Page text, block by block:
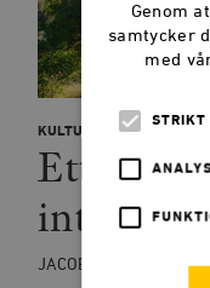
KULTUR
Ett
inte nog
JACOB SIDENVALL
Genom
samtycker
med
STRIKT